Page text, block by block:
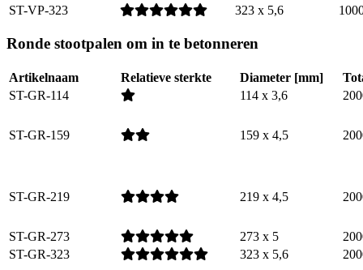
ST-VP-323
323 x 5,6
Ronde stootpalen om in te betonneren
Artikelnaam Relatieve sterkte Diameter [mm]
ST-GR-114
114 x 3,6
ST-GR-159 159 x 4,5
ST-GR-219 219 x 4,5
ST-GR-273 273 x 5
ST-GR-323
323 x 5,6